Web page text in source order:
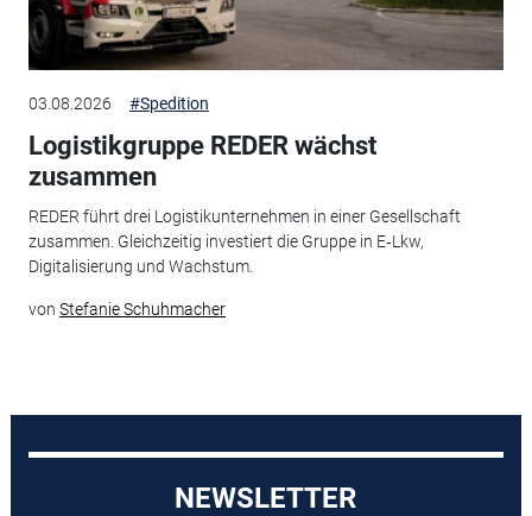
03.08.2026 #Spedition
Logistikgruppe REDER wächst
zusammen
REDER führt drei Logistikunternehmen in einer Gesellschaft
zusammen. Gleichzeitig investiert die Gruppe in E‑Lkw,
Digitalisierung und Wachstum.
von Stefanie Schuhmacher
NEWSLETTER